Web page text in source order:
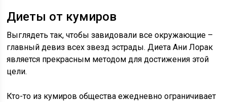
Диеты от кумиров
Выглядеть так, чтобы завидовали все окружающие –
главный девиз всех звезд эстрады. Диета Ани Лорак
является прекрасным методом для достижения этой
цели.
Кто-то из кумиров общества ежедневно ограничивает